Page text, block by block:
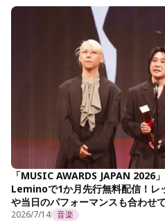
「MUSIC AWARDS JAPAN 2026
Leminoで1か月先行無料配信！レ
や当日のパフォーマンスも合わせ
2026/7/14 音楽